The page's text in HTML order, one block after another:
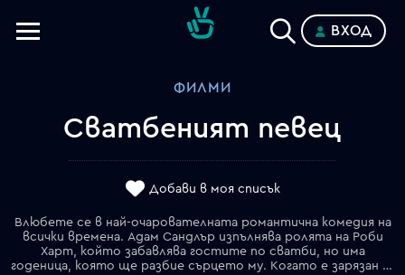
ВХОД
ФИЛМИ
Сватбеният певец
Добави в моя списък
Влюбете се в най-очарователната романтична комедия на
всички времена. Адам Сандлър изпълнява ролята на Роби
Харт, който забавлява гостите по сватби, но има
годеница, която ще разбие сърцето му. Когато е зарязан пред олтара на собствената си сватба, той се превръща в най-страшния кошмар за всички младоженци. Но скоро осъзнава, че може да спаси жената, която обича истински (Дрю Баримор) от годеника й грубиян.